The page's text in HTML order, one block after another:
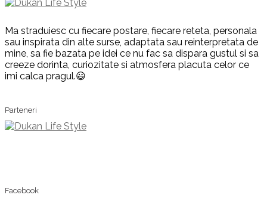
Ma straduiesc cu fiecare postare, fiecare reteta, personala
sau inspirata din alte surse, adaptata sau reinterpretata de
mine, sa fie bazata pe idei ce nu fac sa dispara gustul si sa
creeze dorinta, curiozitate si atmosfera placuta celor ce
imi calca pragul.😃
Parteneri
Facebook